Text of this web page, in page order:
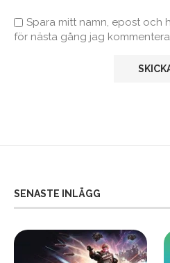
Spara mitt namn, epost och
för nästa gång jag
SENASTE INLÄGG